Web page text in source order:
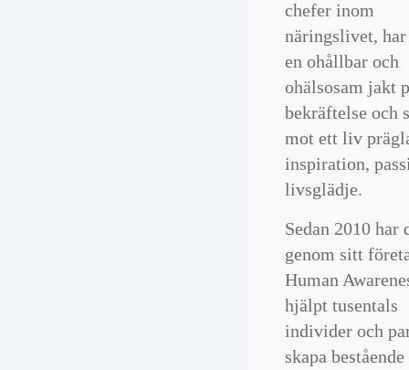
det på svenska.
Rekommenderar
varmt till mina
Elisabeth Lindeblad,
keramiker
OM jag satt i
Nobelkommittén
störst av alla...
er.
chefer inom
näringslivet,
en ohållbar och
ohälsosam jakt
bekräftelse och
mot ett liv
inspiration,
livsglädje.
Sedan 2010 har
genom sitt
Human
hjälpt tusentals
individer och
skapa bestående